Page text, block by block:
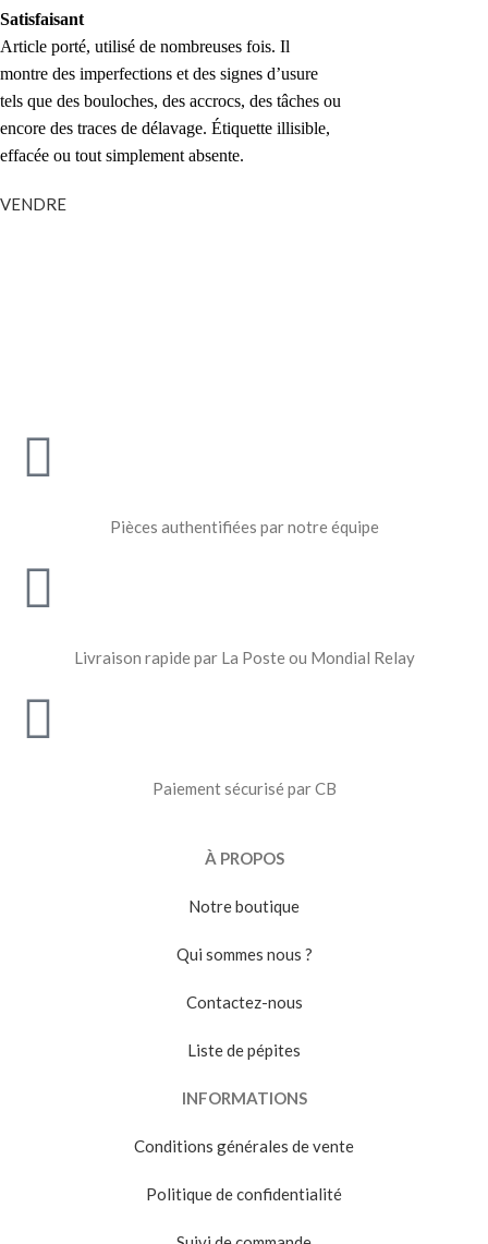
Satisfaisant
Article porté, utilisé de nombreuses fois. Il
montre des imperfections et des signes d’usure
tels que des bouloches, des accrocs, des tâches ou
encore des traces de délavage. Étiquette illisible,
effacée ou tout simplement absente.
VENDRE
Pièces authentifiées par notre équipe
Livraison rapide par La Poste ou Mondial Relay
Paiement sécurisé par CB
À PROPOS
Notre boutique
Qui sommes nous ?
Contactez-nous
Liste de pépites
INFORMATIONS
Conditions générales de vente
Politique de confidentialité